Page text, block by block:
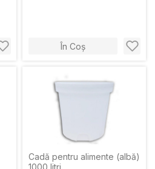
În Coș
Cadă pentru alimente (albă)
1000 litri.